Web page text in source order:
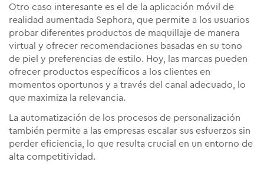
Otro caso interesante es el de la aplicación móvil de
realidad aumentada Sephora, que permite a los usuarios
probar diferentes productos de maquillaje de manera
virtual y ofrecer recomendaciones basadas en su tono
de piel y preferencias de estilo. Hoy, las marcas pueden
ofrecer productos específicos a los clientes en
momentos oportunos y a través del canal adecuado, lo
que maximiza la relevancia.
La automatización de los procesos de personalización
también permite a las empresas escalar sus esfuerzos sin
perder eficiencia, lo que resulta crucial en un entorno de
alta competitividad.